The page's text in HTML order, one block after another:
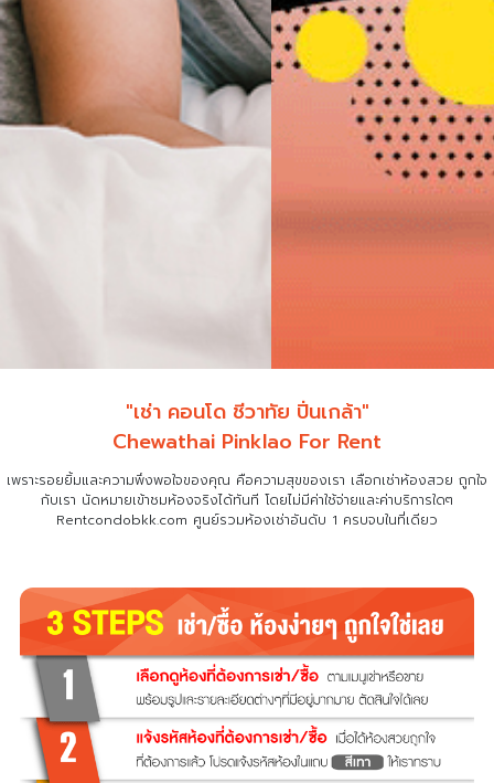
"เช่า คอนโด ชีวาทัย ปิ่นเกล้า"
Chewathai Pinklao For Rent
เพราะรอยยิ้มและความพึงพอใจของคุณ คือความสุขของเรา เลือกเช่าห้องสวย ถูกใจ
กับเรา นัดหมายเข้าชมห้องจริงได้ทันที โดยไม่มีค่าใช้จ่ายและค่าบริการใดๆ
Rentcondobkk.com ศูนย์รวมห้องเช่าอันดับ 1 ครบจบในที่เดียว